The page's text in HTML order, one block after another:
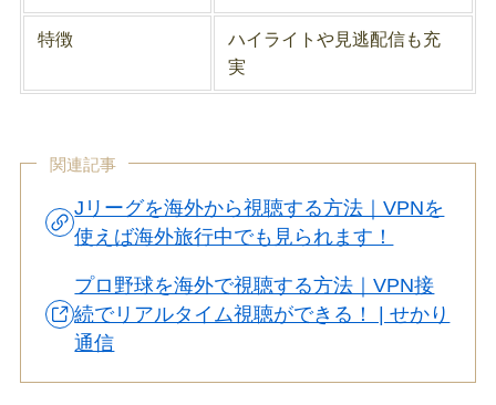
特徴
ハイライトや見逃配信も充
実
関連記事
Jリーグを海外から視聴する方法｜VPNを
使えば海外旅行中でも見られます！
プロ野球を海外で視聴する方法｜VPN接
続でリアルタイム視聴ができる！ | せかり
通信